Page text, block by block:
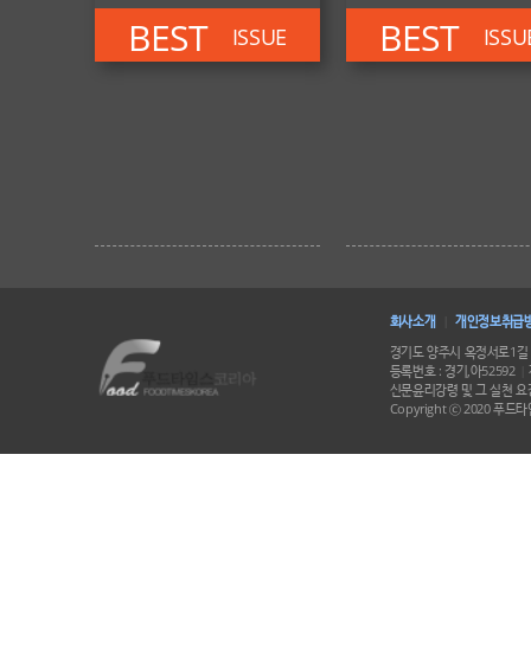
BEST ISSUE BEST
회사소개
개인정보취급
경기도 양주시 옥정서로1
등록번호 : 경기,아52592
신문윤리강령 및 그 실천
Copyright ⓒ 2020 푸드타